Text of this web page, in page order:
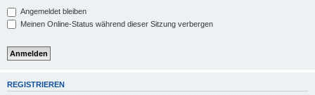
Angemeldet bleiben
Meinen Online-Status während dieser Sitzung verbergen
REGISTRIEREN